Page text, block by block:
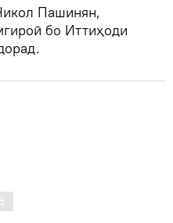
Пашинян,
бо Иттиҳоди